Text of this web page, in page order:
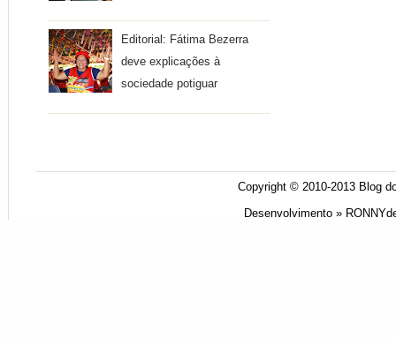
Editorial: Fátima Bezerra
deve explicações à
sociedade potiguar
Copyright © 2010-2013 Blog
Desenvolvimento »